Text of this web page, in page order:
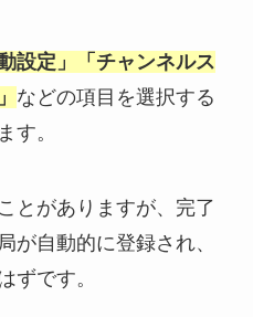
設定」「チャンネルス
などの項目を選択する
す。
とがありますが、完了
が自動的に登録され、
ずです。